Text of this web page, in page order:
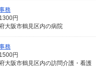
務
円
大阪市鶴見区内の病院
務
円
大阪市鶴見区内の訪問介護・看護